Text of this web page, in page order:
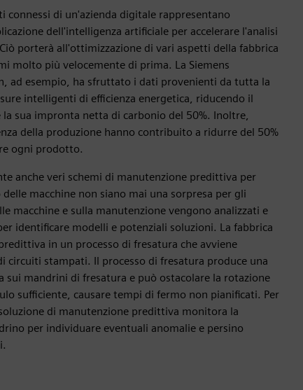
connessi di un'azienda digitale rappresentano
dell'intelligenza artificiale per accelerare l'analisi
porterà all'ottimizzazione di vari aspetti della fabbrica
molto più velocemente di prima. La Siemens
ad esempio, ha sfruttato i dati provenienti da tutta la
intelligenti di efficienza energetica, riducendo il
la sua impronta netta di carbonio del 50%. Inoltre,
della produzione hanno contribuito a ridurre del 50%
ogni prodotto.
anche veri schemi di manutenzione predittiva per
macchine non siano mai una sorpresa per gli
macchine e sulla manutenzione vengono analizzati e
identificare modelli e potenziali soluzioni. La fabbrica
in un processo di fresatura che avviene
circuiti stampati. Il processo di fresatura produce una
sui mandrini di fresatura e può ostacolare la rotazione
sufficiente, causare tempi di fermo non pianificati. Per
di manutenzione predittiva monitora la
per individuare eventuali anomalie e persino